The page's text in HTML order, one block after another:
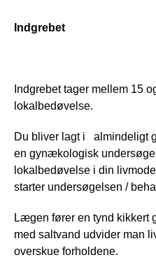
Indgrebet
Indgrebet tager mellem 15
lokalbedøvelse.
Du bliver lagt i   almindeligt
en gynækologisk
lokalbedøvelse i din
starter undersøgelsen /
Lægen fører en tynd kikkert
med saltvand udvider man
overskue forholdene.